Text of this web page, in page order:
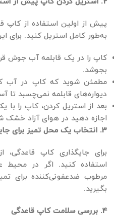
پیش از اولین استفاده از کاپ
به‌طور کامل استریل کنید. برای
بجوشد.
مطمئن شوید که کاپ در آب
دیواره‌های قابلمه نمی‌چسبد تا
بعد از استریل کردن، کاپ را
اجازه دهید در هوای آزاد خشک
3. انتخاب یک محل تمیز برای جایگذاری
برای جایگذاری کاپ
استفاده کنید. اگر در
مرطوب ضدعفونی‌کننده برای
بگیرید.
4. بررسی سلامت کاپ قاعدگی